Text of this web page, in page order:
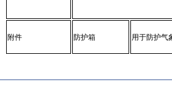
附件 防护箱 用于防护气